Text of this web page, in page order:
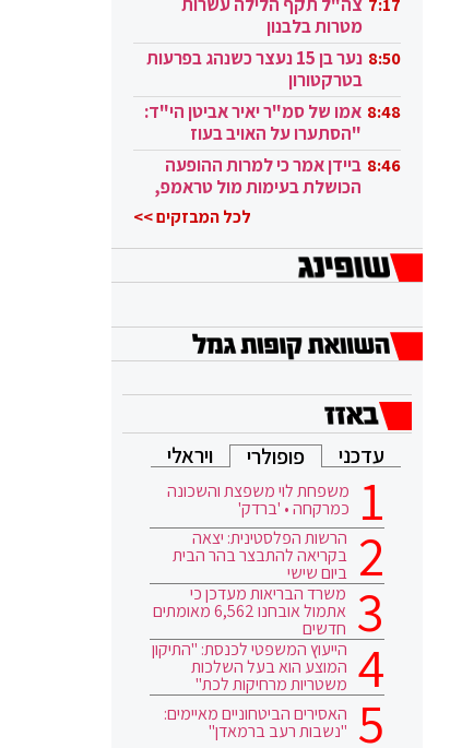
7:17
מטרות בלבנון
8:50
נער בן 15 נעצר כשנהג בפרעות
בטרקטורון
8:48 אמו של סמ"ר יאיר אביטן הי"ד:
"הסתערו על האויב בעוז
ובגבורה" 8:46 ביידן אמר כי למרות ההופעה
הכושלת בעימות מול טראמפ,
לכל המבזקים >>
עדכני פופולרי ויראלי
משפחת לוי משפצת והשכונה
כמרקחה • 'ברדק'
הרשות הפלסטינית: יצאה
בקריאה להתבצר בהר הבית
ביום שישי
משרד הבריאות מעדכן כי
אתמול אובחנו 6,562 מאומתים
חדשים
הייעוץ המשפטי לכנסת: "התיקון
המוצע הוא בעל השלכות
משטריות מרחיקות לכת"
האסירים הביטחוניים מאיימים:
"נשבות רעב ברמאדן"